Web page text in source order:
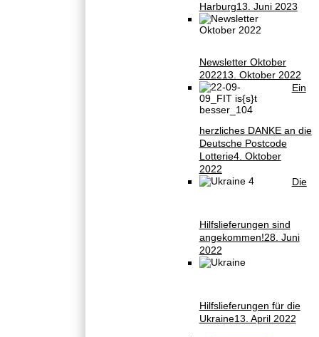
Harburg13. Juni 2023
Newsletter Oktober
202213. Oktober 2022
Ein
herzliches DANKE an die
Deutsche Postcode
Lotterie4. Oktober
2022
Die
Hilfslieferungen sind
angekommen!28. Juni
2022
Hilfslieferungen für die
Ukraine13. April 2022